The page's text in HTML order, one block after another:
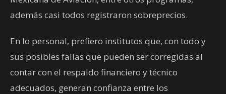
además casi todos registraron sobreprecios.
En lo personal, prefiero institutos que, con todo y
sus posibles fallas que pueden ser corregidas al
contar con el respaldo financiero y técnico
adecuados, generan confianza entre los